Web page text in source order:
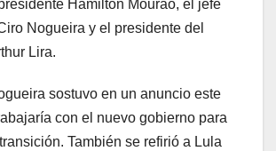
Hamilton Mourao, el jefe
Nogueira y el presidente del
Lira.
sostuvo en un anuncio este
con el nuevo gobierno para
También se refirió a Lula